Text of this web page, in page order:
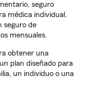
seguro
médica individual.
seguro de
mensuales.
obtener una
plan diseñado para
un individuo o una